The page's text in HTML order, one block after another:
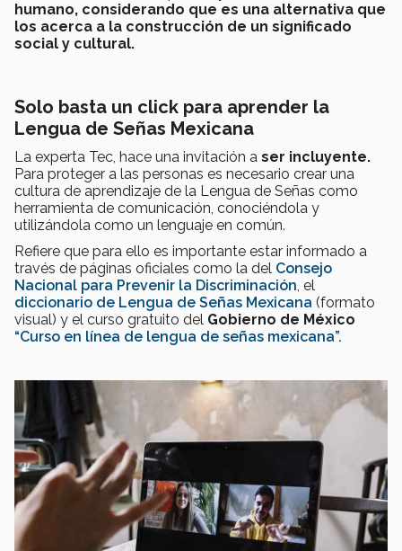
humano, considerando que es una alternativa que
los acerca a la construcción de un significado
social y cultural.
Solo basta un click para aprender la
Lengua de Señas Mexicana
La experta Tec, hace una invitación a ser incluyente.
Para proteger a las personas es necesario crear una
cultura de aprendizaje de la Lengua de Señas como
herramienta de comunicación, conociéndola y
utilizándola como un lenguaje en común.
Refiere que para ello es importante estar informado a
través de páginas oficiales como la del Consejo
Nacional para Prevenir la Discriminación, el
diccionario de Lengua de Señas Mexicana (formato
visual) y el curso gratuito del Gobierno de México
“Curso en línea de lengua de señas mexicana”.